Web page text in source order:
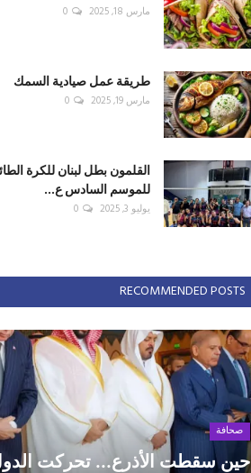
مارس 18, 2025 0
طريقة عمل صيادية السمك
مارس 19, 2025 0
القلمون بطل لبنان للكرة
للموسم السادس ع...
يوليو 3, 2025 0
RECOMMENDED POSTS
صحافة
حين سقطت الأذرع... تحركت